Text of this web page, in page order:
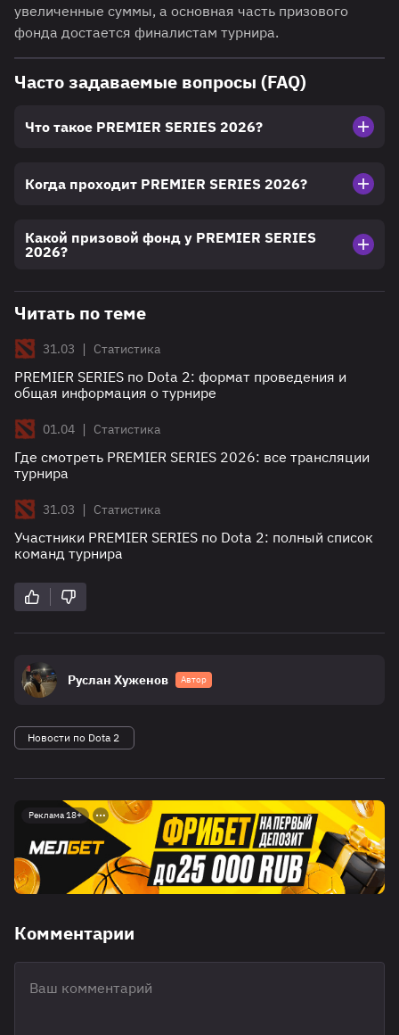
увеличенные суммы, а основная часть призового
фонда достается финалистам турнира.
Часто задаваемые вопросы (FAQ)
Что такое PREMIER SERIES 2026?
Когда проходит PREMIER SERIES 2026?
Какой призовой фонд у PREMIER SERIES
2026?
Читать по теме
31.03 | Статистика
PREMIER SERIES по Dota 2: формат проведения и
общая информация о турнире
01.04 | Статистика
Где смотреть PREMIER SERIES 2026: все трансляции
турнира
31.03 | Статистика
Участники PREMIER SERIES по Dota 2: полный список
команд турнира
Руслан Хуженов Автор
Новости по Dota 2
Реклама 18+
Комментарии